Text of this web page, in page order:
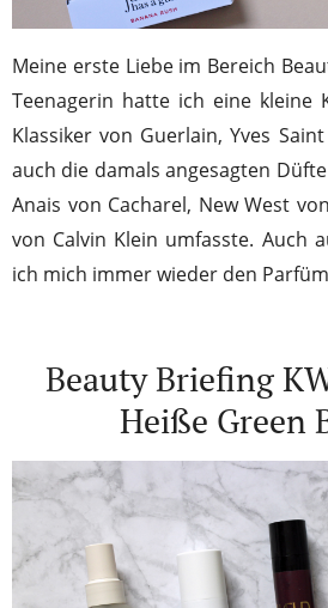
Meine erste Liebe im Bereich
Teenagerin hatte ich eine kleine
Klassiker von Guerlain, Yves
auch die damals angesagten
Anais von Cacharel, New West
von Calvin Klein umfasste. Auch
ich mich immer wieder den
Beauty Briefing
Heiße Green